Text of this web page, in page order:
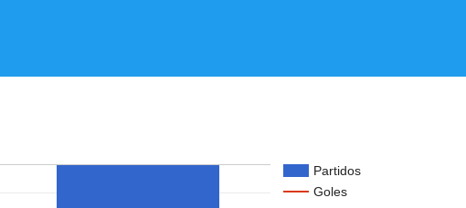
Partidos
Goles